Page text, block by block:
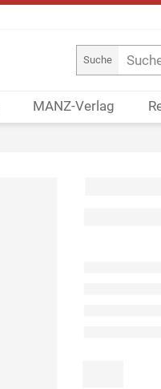
Suche
MANZ-Verlag